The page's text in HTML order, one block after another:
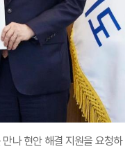
나 현안 해결 지원을 요청하